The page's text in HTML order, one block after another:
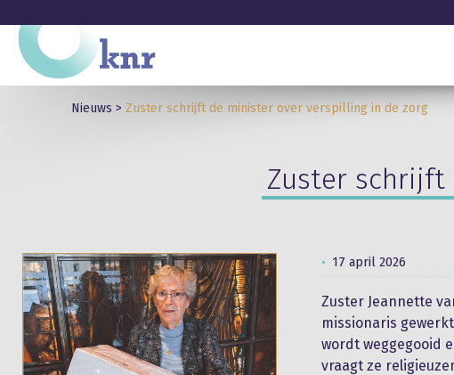
Nieuws > Zuster schrijft de minister over verspilling in de zorg
Zuster schrijft
17 april 2026
Zuster Jeannette
missionaris
wordt weggegooid
vraagt ze